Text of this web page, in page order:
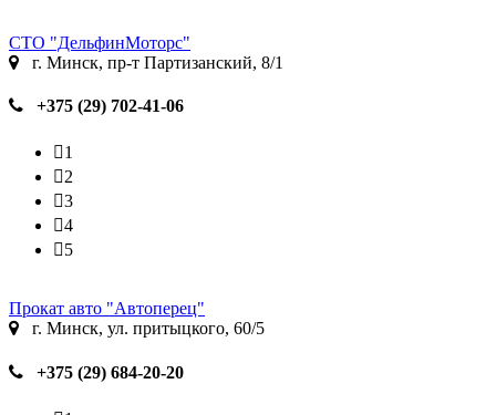
СТО "ДельфинМоторс"
г. Минск, пр-т Партизанский, 8/1
+375 (29) 702-41-06
1
2
3
4
5
Прокат авто "Автоперец"
г. Минск, ул. притыцкого, 60/5
+375 (29) 684-20-20